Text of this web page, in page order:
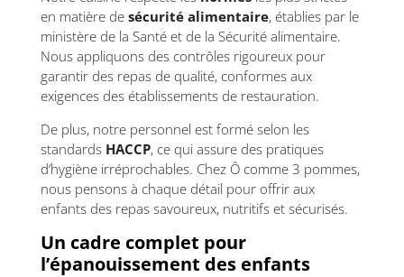
en matière de sécurité alimentaire, établies par le
ministère de la Santé et de la Sécurité alimentaire.
Nous appliquons des contrôles rigoureux pour
garantir des repas de qualité, conformes aux
exigences des établissements de restauration.
De plus, notre personnel est formé selon les
standards HACCP, ce qui assure des pratiques
d’hygiène irréprochables. Chez Ô comme 3 pommes,
nous pensons à chaque détail pour offrir aux
enfants des repas savoureux, nutritifs et sécurisés.
Un cadre complet pour
l’épanouissement des enfants